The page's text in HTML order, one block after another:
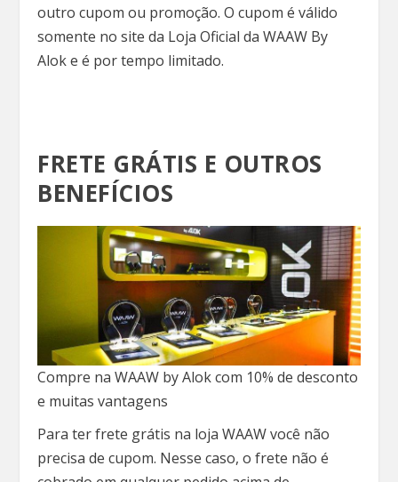
outro cupom ou promoção. O cupom é válido
somente no site da Loja Oficial da WAAW By
Alok e é por tempo limitado.
FRETE GRÁTIS E OUTROS
BENEFÍCIOS
Compre na WAAW by Alok com 10% de desconto
e muitas vantagens
Para ter frete grátis na loja WAAW você não
precisa de cupom. Nesse caso, o frete não é